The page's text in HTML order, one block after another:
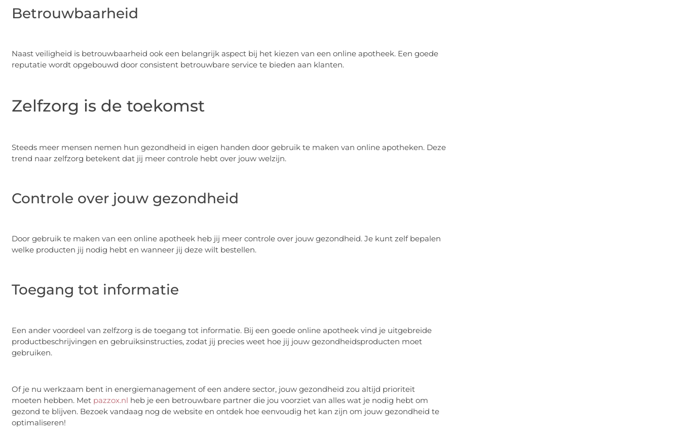
Betrouwbaarheid
Naast veiligheid is betrouwbaarheid ook een belangrijk aspect bij het kiezen van een online apotheek. Een goede
reputatie wordt opgebouwd door consistent betrouwbare service te bieden aan klanten.
Zelfzorg is de toekomst
Steeds meer mensen nemen hun gezondheid in eigen handen door gebruik te maken van online apotheken. Deze
trend naar zelfzorg betekent dat jij meer controle hebt over jouw welzijn.
Controle over jouw gezondheid
Door gebruik te maken van een online apotheek heb jij meer controle over jouw gezondheid. Je kunt zelf bepalen
welke producten jij nodig hebt en wanneer jij deze wilt bestellen.
Toegang tot informatie
Een ander voordeel van zelfzorg is de toegang tot informatie. Bij een goede online apotheek vind je uitgebreide
productbeschrijvingen en gebruiksinstructies, zodat jij precies weet hoe jij jouw gezondheidsproducten moet
gebruiken.
Of je nu werkzaam bent in energiemanagement of een andere sector, jouw gezondheid zou altijd prioriteit
moeten hebben. Met pazzox.nl heb je een betrouwbare partner die jou voorziet van alles wat je nodig hebt om
gezond te blijven. Bezoek vandaag nog de website en ontdek hoe eenvoudig het kan zijn om jouw gezondheid te
optimaliseren!